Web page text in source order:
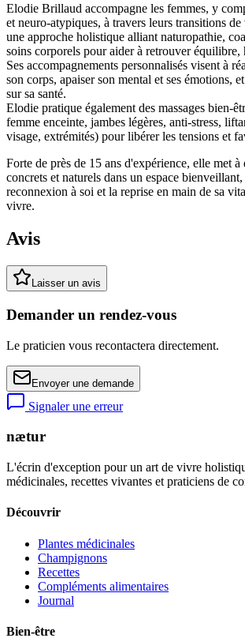
Elodie Brillaud accompagne les femmes, y
et neuro-atypiques, à travers leurs transitions
une approche holistique alliant naturopathie,
soins corporels pour aider à retrouver équilibre,
Ses accompagnements personnalisés visent à
son corps, apaiser son mental et ses émotions,
sur sa santé.
Elodie pratique également des massages bien-
femme enceinte, jambes légères, anti-stress,
visage, extrémités) pour libérer les tensions et
Forte de près de 15 ans d'expérience, elle met
concrets et naturels dans un espace
reconnexion à soi et la reprise en main de sa
vivre.
Avis
Laisser un avis
Demander un rendez-vous
Le praticien vous recontactera directement.
Envoyer une demande
Signaler une erreur
nætur
L'écrin d'exception pour un art de vivre
médicinales, recettes vivantes et praticiens de
Découvrir
Plantes médicinales
Champignons
Recettes
Compléments alimentaires
Journal
Bien-être